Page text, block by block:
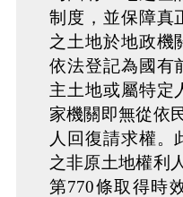
制度，並保障真
之土地於地政機
依法登記為國有
主土地或屬特定
家機關即無從依
人回復請求權。
之非原土地權利
第770條取得時